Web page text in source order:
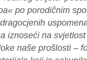
po porodičnim
iznoseći na
naše prošlosti –